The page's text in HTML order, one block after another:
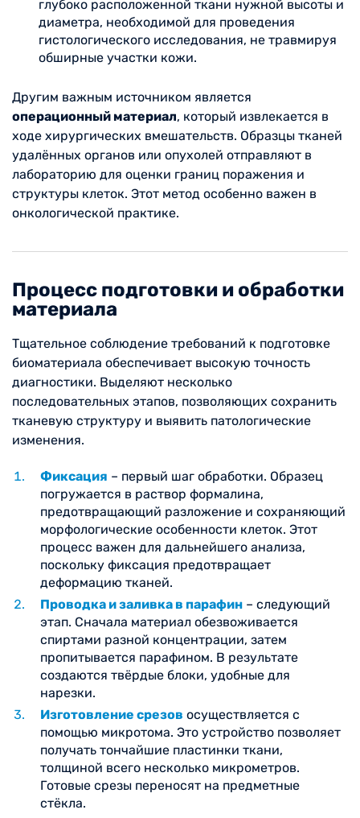
глубоко расположенной ткани нужной высоты и
диаметра, необходимой для проведения
гистологического исследования, не травмируя
обширные участки кожи.
Другим важным источником является
операционный материал, который извлекается в
ходе хирургических вмешательств. Образцы тканей
удалённых органов или опухолей отправляют в
лабораторию для оценки границ поражения и
структуры клеток. Этот метод особенно важен в
онкологической практике.
Процесс подготовки и обработки
материала
Тщательное соблюдение требований к подготовке
биоматериала обеспечивает высокую точность
диагностики. Выделяют несколько
последовательных этапов, позволяющих сохранить
тканевую структуру и выявить патологические
изменения.
Фиксация – первый шаг обработки. Образец
погружается в раствор формалина,
предотвращающий разложение и сохраняющий
морфологические особенности клеток. Этот
процесс важен для дальнейшего анализа,
поскольку фиксация предотвращает
деформацию тканей.
Проводка и заливка в парафин – следующий
этап. Сначала материал обезвоживается
спиртами разной концентрации, затем
пропитывается парафином. В результате
создаются твёрдые блоки, удобные для
нарезки.
Изготовление срезов осуществляется с
помощью микротома. Это устройство позволяет
получать тончайшие пластинки ткани,
толщиной всего несколько микрометров.
Готовые срезы переносят на предметные
стёкла.